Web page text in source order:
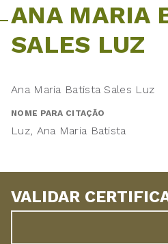
ANA MARIA
SALES LUZ
Ana Maria Batista Sales Luz
NOME PARA CITAÇÃO
Luz, Ana Maria Batista
VALIDAR